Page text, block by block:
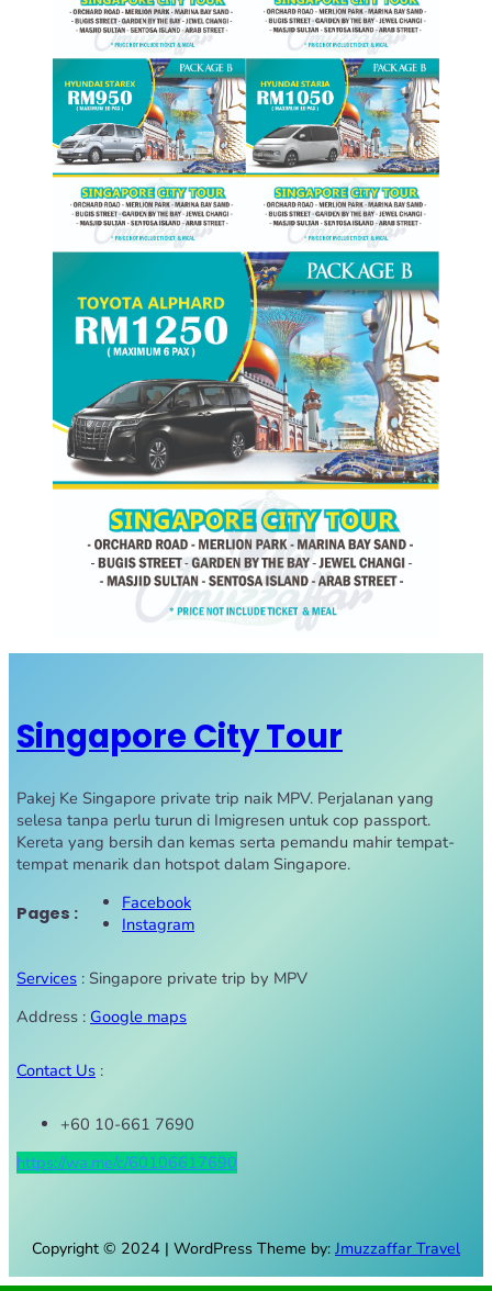
Singapore City Tour
Pakej Ke Singapore private trip naik MPV. Perjalanan yang
selesa tanpa perlu turun di Imigresen untuk cop passport.
Kereta yang bersih dan kemas serta pemandu mahir tempat-
tempat menarik dan hotspot dalam Singapore.
Pages :
Facebook
Instagram
Services : Singapore private trip by MPV
Address : Google maps
Contact Us :
+60 10-661 7690
https://wa.me/c/60106617690
Copyright © 2024 | WordPress Theme by: Jmuzzaffar Travel